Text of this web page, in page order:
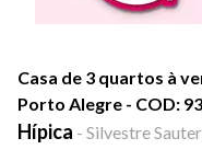
Casa de 3 quartos à
Porto Alegre - COD:
Hípica - Silvestre